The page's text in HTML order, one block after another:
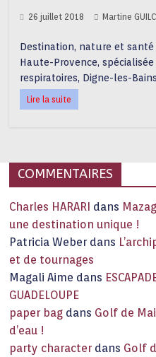
26 juillet 2018 Martine
Destination, nature et
Haute-Provence,
respiratoires, Digne-les-
Lire la suite
COMMENTAIRES
Charles HARARI dans
une destination unique !
Patricia Weber dans
et de tournages
Magali Aime dans
GUADELOUPE
paper bag dans Golf de
d’eau !
party character dans Golf